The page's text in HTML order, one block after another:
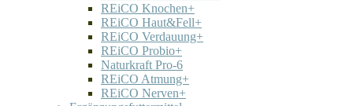
REiCO Knochen+
REiCO Haut&Fell+
REiCO Verdauung+
REiCO Probio+
Naturkraft Pro-6
REiCO Atmung+
REiCO Nerven+